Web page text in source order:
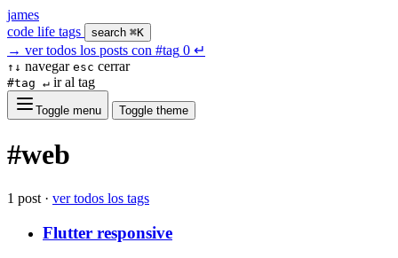
james
code life tags search ⌘K
→ ver todos los posts con #tag 0 ↵
↑↓ navegar esc cerrar
#tag ↵ ir al tag
Toggle menu Toggle theme
#web
1 post · ver todos los tags
Flutter responsive